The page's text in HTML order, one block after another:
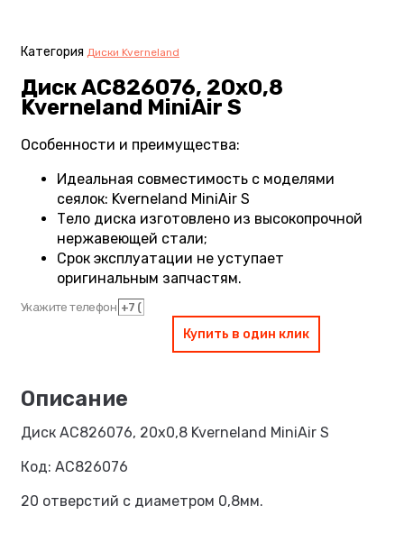
Категория Диски Kverneland
Диск AC826076, 20х0,8
Kverneland MiniAir S
Особенности и преимущества:
Идеальная совместимость с моделями
сеялок: Kverneland MiniAir S
Тело диска изготовлено из высокопрочной
нержавеющей стали;
Срок эксплуатации не уступает
оригинальным запчастям.
Укажите телефон
Купить в один клик
Диск AC826076, 20х0,8 Kverneland MiniAir S
Код: AC826076
20 отверстий с диаметром 0,8мм.